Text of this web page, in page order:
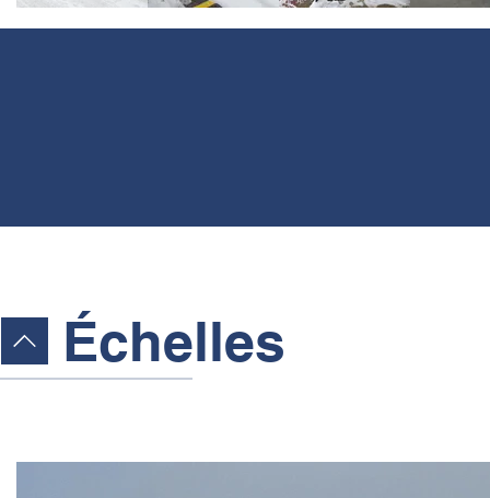
Échelles